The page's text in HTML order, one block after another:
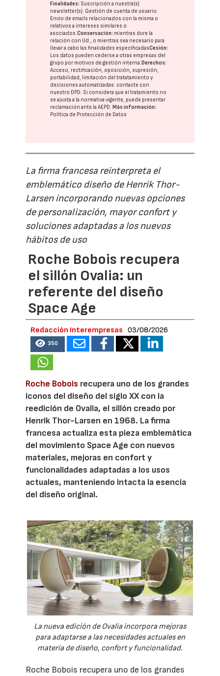
Finalidades: Suscripción a nuestra(s)
newsletter(s). Gestión de cuenta de usuario.
Envío de emails relacionados con la misma o
relativos a intereses similares o
asociados.Conservación: mientras dure la
relación con Ud., o mientras sea necesario para
llevar a cabo las finalidades especificadasCesión:
Los datos pueden cederse a otras empresas del
grupo por motivos de gestión interna.Derechos:
Acceso, rectificación, oposición, supresión,
portabilidad, limitación del tratatamiento y
decisiones automatizadas: contacte con
nuestro DPD . Si considera que el tratamiento no
se ajusta a la normativa vigente, puede presentar
reclamación ante laAEPD .Más información:
Política de Protección de Datos
La firma francesa reinterpreta el
emblemático diseño de Henrik Thor-
Larsen incorporando nuevas opciones
de personalización, mayor confort y
soluciones adaptadas a los nuevos
hábitos de uso
Roche Bobois recupera
el sillón Ovalia: un
referente del diseño
Space Age
Redacción Interempresas 03/08/2026
350
Roche Bobois recupera uno de los grandes
iconos del diseño del siglo XX con la
reedición de Ovalia, el sillón creado por
Henrik Thor-Larsen en 1968. La firma
francesa actualiza esta pieza emblemática
del movimiento Space Age con nuevos
materiales, mejoras en confort y
funcionalidades adaptadas a los usos
actuales, manteniendo intacta la esencia
del diseño original.
La nueva edición de Ovalia incorpora mejoras
para adaptarse a las necesidades actuales en
materia de diseño, confort y funcionalidad.
Roche Bobois recupera uno de los grandes